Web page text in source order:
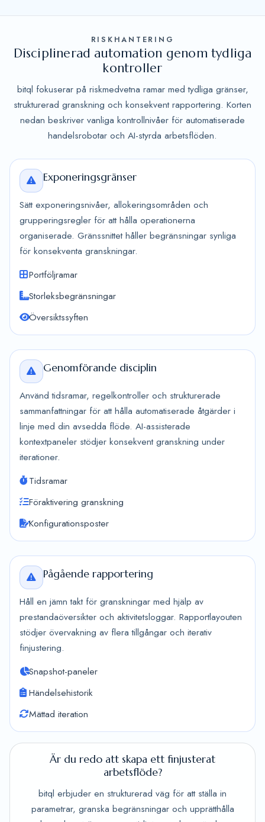
RISKHANTERING
Disciplinerad automation genom tydliga
kontroller
bitql fokuserar på riskmedvetna ramar med tydliga gränser,
strukturerad granskning och konsekvent rapportering. Korten
nedan beskriver vanliga kontrollnivåer för automatiserade
handelsrobotar och AI-styrda arbetsflöden.
Exponeringsgränser
Sätt exponeringsnivåer, allokeringsområden och
grupperingsregler för att hålla operationerna
organiserade. Gränssnittet håller begränsningar synliga
för konsekventa granskningar.
Portföljramar
Storleksbegränsningar
Översiktssyften
Genomförande disciplin
Använd tidsramar, regelkontroller och strukturerade
sammanfattningar för att hålla automatiserade åtgärder i
linje med din avsedda flöde. AI-assisterade
kontextpaneler stödjer konsekvent granskning under
iterationer.
Tidsramar
Föraktivering granskning
Konfigurationsposter
Pågående rapportering
Håll en jämn takt för granskningar med hjälp av
prestandaöversikter och aktivitetsloggar. Rapportlayouten
stödjer övervakning av flera tillgångar och iterativ
finjustering.
Snapshot-paneler
Händelsehistorik
Mättad iteration
Är du redo att skapa ett finjusterat
arbetsflöde?
bitql erbjuder en strukturerad väg för att ställa in
parametrar, granska begränsningar och upprätthålla